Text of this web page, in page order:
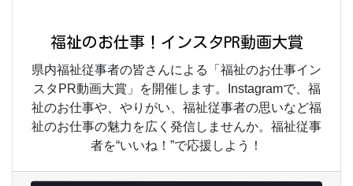
福祉のお仕事！インスタPR動画大賞
県内福祉従事者の皆さんによる「福祉のお仕事イン
スタPR動画大賞」を開催します。Instagramで、福
祉のお仕事や、やりがい、福祉従事者の思いなど福
祉のお仕事の魅力を広く発信しませんか。福祉従事
者を“いいね！”で応援しよう！